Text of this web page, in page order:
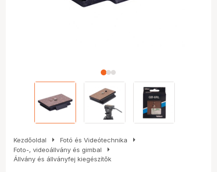
Kezdőoldal arrow_right Fotó és Videótechnika arrow_right
Foto-, videoállvány és gimbal arrow_right
Állvány és állványfej kiegészítők